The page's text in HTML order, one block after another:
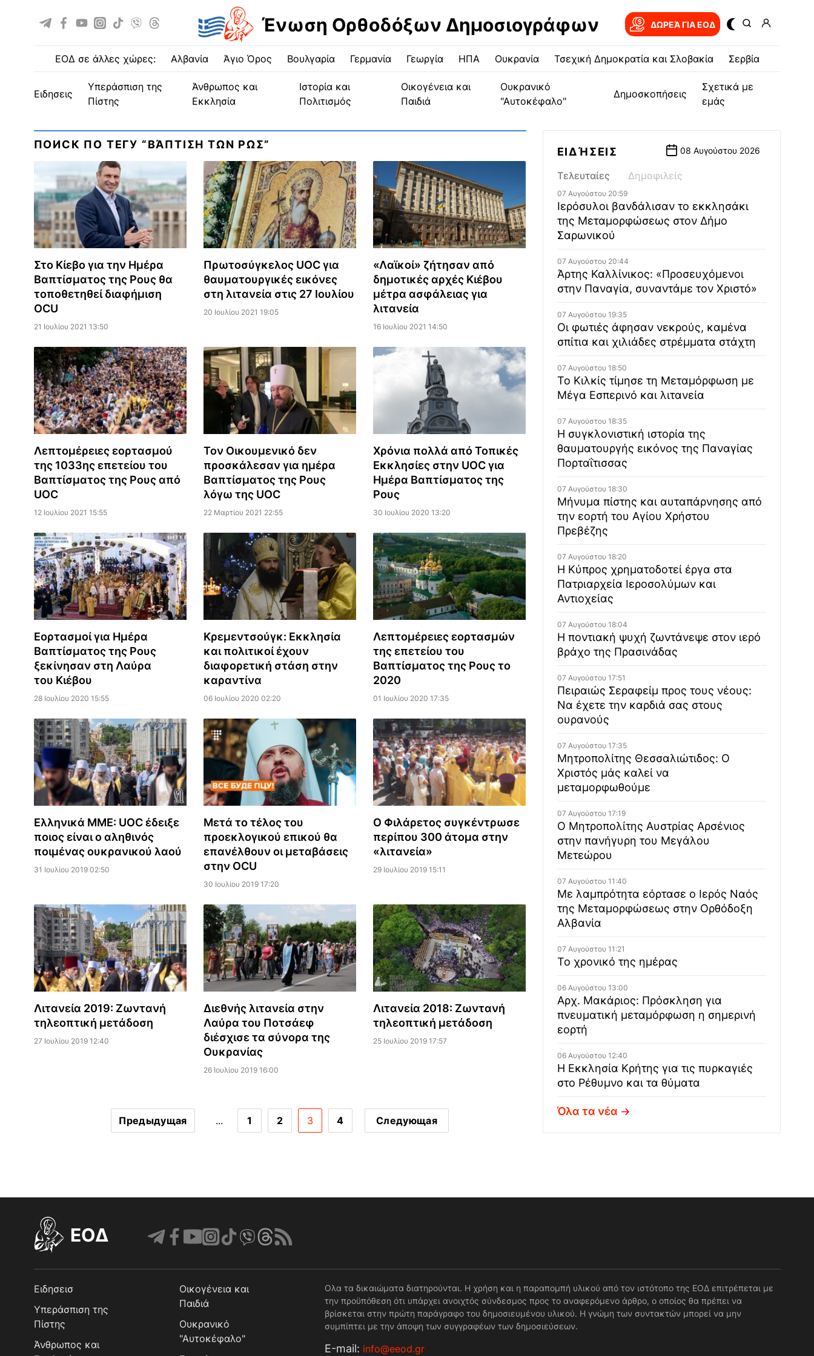
Ένωση Ορθοδόξων Δημοσιογράφων ΔΩΡΕΆ ΓΙΑ EOΔ
ΕΟΔ σε άλλες χώρες: Αλβανία Άγιο Όρος Βουλγαρία Γερμανία Γεωργία ΗΠΑ Ουκρανία Τσεχική Δημοκρατία και Σλοβακία Σερβία
ειδησεις
Υπεράσπιση της
Πίστης
Άνθρωπος και
Εκκλησία
Ιστορία και
Πολιτισμός
Οικογένεια και
Παιδιά
Ουκρανικό
"Αυτοκέφαλο"
Δημοσκοπήσεις
Σχετικά με
εμάς
ПОИСК ПО ТЕГУ “ΒΆΠΤΙΣΗ ΤΩΝ ΡΩΣ”
Στο Κίεβο για την Ημέρα
Βαπτίσματος της Ρους θα
τοποθετηθεί διαφήμιση
OCU
21 Ιουλίου 2021 13:50
Πρωτοσύγκελος UOC για
θαυματουργικές εικόνες
στη λιτανεία στις 27 Ιουλίου
20 Ιουλίου 2021 19:05
«Λαϊκοί» ζήτησαν από
δημοτικές αρχές Κιέβου
μέτρα ασφάλειας για
λιτανεία
16 Ιουλίου 2021 14:50
Λεπτομέρειες εορτασμού
της 1033ης επετείου του
Βαπτίσματος της Ρους από
UOC
12 Ιουλίου 2021 15:55
Τον Οικουμενικό δεν
προσκάλεσαν για ημέρα
Βαπτίσματος της Ρους
λόγω της UOC
22 Μαρτίου 2021 22:55
Χρόνια πολλά από Τοπικές
Εκκλησίες στην UOC για
Ημέρα Βαπτίσματος της
Ρους
30 Ιουλίου 2020 13:20
Εορτασμοί για Ημέρα
Βαπτίσματος της Ρους
ξεκίνησαν στη Λαύρα
του Κιέβου
28 Ιουλίου 2020 15:55
Κρεμεντσούγκ: Εκκλησία
και πολιτικοί έχουν
διαφορετική στάση στην
καραντίνα
06 Ιουλίου 2020 02:20
Λεπτομέρειες εορτασμών
της επετείου του
Βαπτίσματος της Ρους το
2020
01 Ιουλίου 2020 17:35
Ελληνικά ΜΜΕ: UOC έδειξε
ποιος είναι ο αληθινός
ποιμένας ουκρανικού λαού
31 Ιουλίου 2019 02:50
Μετά το τέλος του
προεκλογικού επικού θα
επανέλθουν οι μεταβάσεις
στην OCU
30 Ιουλίου 2019 17:20
Ο Φιλάρετος συγκέντρωσε
περίπου 300 άτομα στην
«λιτανεία»
29 Ιουλίου 2019 15:11
Λιτανεία 2019: Ζωντανή
τηλεοπτική μετάδοση
27 Ιουλίου 2019 12:40
Διεθνής λιτανεία στην
Λαύρα του Ποτσάεφ
διέσχισε τα σύνορα της
Ουκρανίας
26 Ιουλίου 2019 16:00
Λιτανεία 2018: Ζωντανή
τηλεοπτική μετάδοση
25 Ιουλίου 2019 17:57
Предыдущая ... 1 2 3 4 Следующая
ΕΙΔΉΣΕΙΣ 08 Αυγούστου 2026
Τελευταίες Δημοφιλείς
07 Αυγούστου 20:59
Ιερόσυλοι βανδάλισαν το εκκλησάκι
της Μεταμορφώσεως στον Δήμο
Σαρωνικού
07 Αυγούστου 20:44
Άρτης Καλλίνικος: «Προσευχόμενοι
στην Παναγία, συναντάμε τον Χριστό»
07 Αυγούστου 19:35
Οι φωτιές άφησαν νεκρούς, καμένα
σπίτια και χιλιάδες στρέμματα στάχτη
07 Αυγούστου 18:50
Το Κιλκίς τίμησε τη Μεταμόρφωση με
Μέγα Εσπερινό και λιτανεία
07 Αυγούστου 18:35
Η συγκλονιστική ιστορία της
θαυματουργής εικόνος της Παναγίας
Πορταΐτισσας
07 Αυγούστου 18:30
Μήνυμα πίστης και αυταπάρνησης από
την εορτή του Αγίου Χρήστου
Πρεβέζης
07 Αυγούστου 18:20
Η Κύπρος χρηματοδοτεί έργα στα
Πατριαρχεία Ιεροσολύμων και
Αντιοχείας
07 Αυγούστου 18:04
Η ποντιακή ψυχή ζωντάνεψε στον ιερό
βράχο της Πρασινάδας
07 Αυγούστου 17:51
Πειραιώς Σεραφείμ προς τους νέους:
Να έχετε την καρδιά σας στους
ουρανούς
07 Αυγούστου 17:35
Μητροπολίτης Θεσσαλιώτιδος: Ο
Χριστός μάς καλεί να
μεταμορφωθούμε
07 Αυγούστου 17:19
Ο Μητροπολίτης Αυστρίας Αρσένιος
στην πανήγυρη του Μεγάλου
Μετεώρου
07 Αυγούστου 11:40
Με λαμπρότητα εόρτασε ο Ιερός Ναός
της Μεταμορφώσεως στην Ορθόδοξη
Αλβανία
07 Αυγούστου 11:21
Το χρονικό της ημέρας
06 Αυγούστου 13:00
Αρχ. Μακάριος: Πρόσκληση για
πνευματική μεταμόρφωση η σημερινή
εορτή
06 Αυγούστου 12:40
Η Εκκλησία Κρήτης για τις πυρκαγιές
στο Ρέθυμνο και τα θύματα
Όλα τα νέα
EOΔ
Ειδησεισ
Υπεράσπιση της
Πίστης
Άνθρωπος και
Οικογένεια και
Παιδιά
Ουκρανικό
"Αυτοκέφαλο"
Ολα τα δικαιώματα διατηρούνται. Η χρήση και η παραπομπή υλικού από τον ιστότοπο της ΕΟΔ επιτρέπεται με
την προϋπόθεση ότι υπάρχει ανοιχτός σύνδεσμος προς το αναφερόμενο άρθρο, ο οποίος θα πρέπει να
βρίσκεται στην πρώτη παράγραφο του δημοσιευμένου υλικού. Η γνώμη των συντακτών μπορεί να μην
συμπίπτει με την άποψη των συγγραφέων των δημοσιεύσεων.
Е-mail: info@eeod.gr